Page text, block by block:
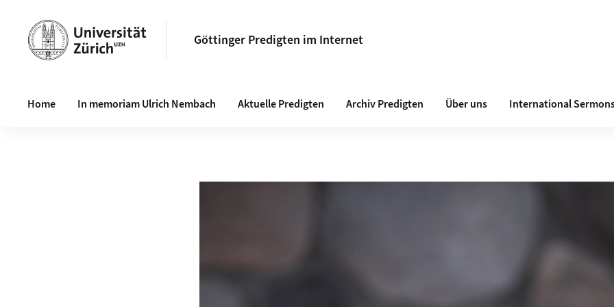
Göttinger Predigten im Internet
Home In memoriam Ulrich Nembach Aktuelle Predigten Archiv Predigten Über uns International